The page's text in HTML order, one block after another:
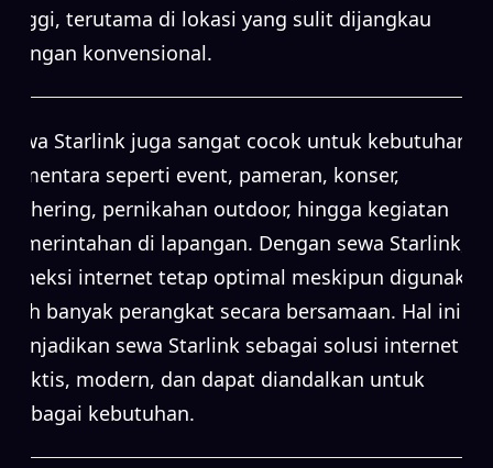
tinggi, terutama di lokasi yang sulit dijangkau
jaringan konvensional.
Sewa Starlink juga sangat cocok untuk kebutuhan
sementara seperti event, pameran, konser,
gathering, pernikahan outdoor, hingga kegiatan
pemerintahan di lapangan. Dengan sewa Starlink,
koneksi internet tetap optimal meskipun digunakan
oleh banyak perangkat secara bersamaan. Hal ini
menjadikan sewa Starlink sebagai solusi internet
praktis, modern, dan dapat diandalkan untuk
berbagai kebutuhan.